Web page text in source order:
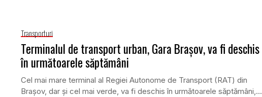
Transporturi
Terminalul de transport urban, Gara Brașov, va fi deschis
în următoarele săptămâni
Cel mai mare terminal al Regiei Autonome de Transport (RAT) din
Brașov, dar și cel mai verde, va fi deschis în următoarele săptămâni,...